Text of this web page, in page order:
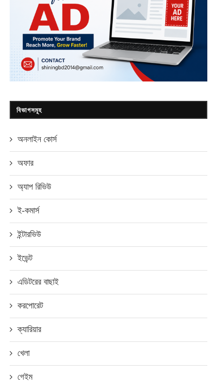
বিভাগসমূহ
অনলাইন কোর্স
অফার
অ্যাপ রিভিউ
ই-কমার্স
ইন্টারভিউ
ইভেন্ট
এডিটরের বাছাই
করপোরেট
ক্যারিয়ার
খেলা
গেইম